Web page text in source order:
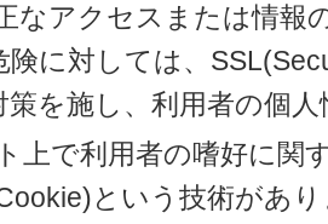
なアクセスまたは情報
険に対しては、
策を施し、利用者の個
上で利用者の嗜好に関
という技術があ